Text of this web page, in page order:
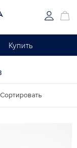
Купить
Сортировать